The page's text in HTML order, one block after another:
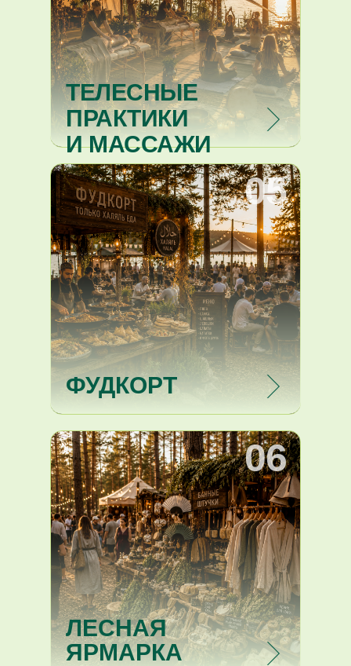
ЛЕСНАЯ
ЯРМАРКА
06
ФУДКОРТ
05
ТЕЛЕСНЫЕ
ПРАКТИКИ
И МАССАЖИ